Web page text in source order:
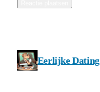
Eerlijke Dating